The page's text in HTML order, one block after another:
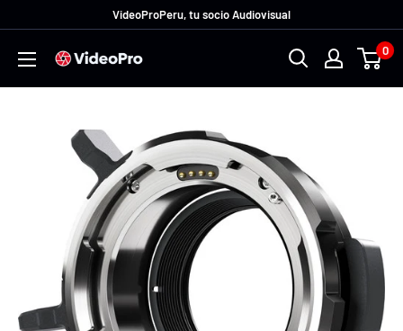
contenido
VideoProPeru, tu socio Audiovisual
VideoProPeru
0